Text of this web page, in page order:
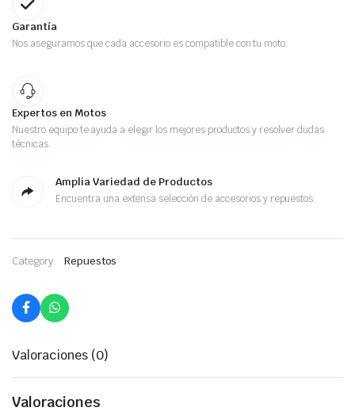
Garantía
Nos aseguramos que cada accesorio es compatible con tu moto.
Expertos en Motos
Nuestro equipo te ayuda a elegir los mejores productos y resolver dudas
técnicas.
Amplia Variedad de Productos
Encuentra una extensa selección de accesorios y repuestos.
Category: Repuestos
Valoraciones (0)
Valoraciones